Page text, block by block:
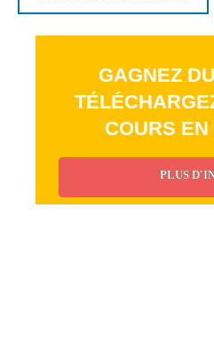
GAGNEZ
COURS
PLUS